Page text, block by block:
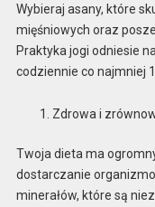
Wybieraj asany, które
mięśniowych oraz
Praktyka jogi odniesie
codziennie co najmniej
Zdrowa i
Twoja dieta ma
dostarczanie
minerałów, które są